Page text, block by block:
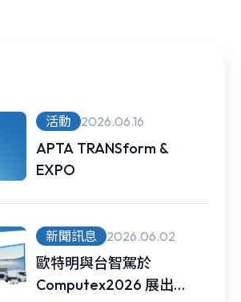
活動 2026.06.16
APTA TRANSform &
EXPO
新聞訊息 2026.06.02
歐特明與台智駕於
Computex2026 展出